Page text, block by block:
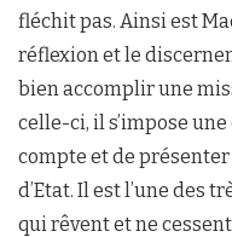
fléchit pas. Ainsi est
réflexion et le
bien accomplir une
celle-ci, il s’impose
compte et de
d’Etat. Il est l’une des
qui rêvent et ne